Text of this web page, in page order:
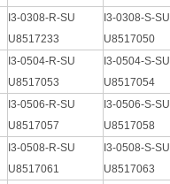
I3-0308-R-SU
U8517233
I3-0308-S-SU
U8517050
I3-0504-R-SU
U8517053
I3-0504-S-SU
U8517054
I3-0506-R-SU
U8517057
I3-0506-S-SU
U8517058
I3-0508-R-SU
U8517061
I3-0508-S-SU
U8517063